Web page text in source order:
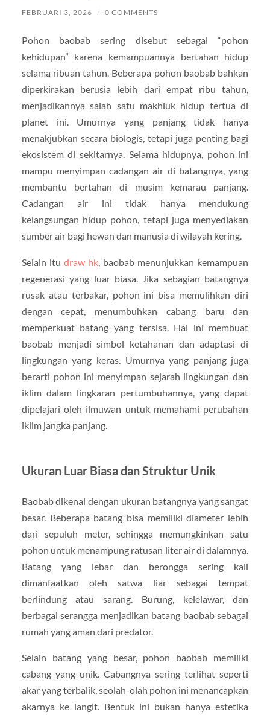
FEBRUARI 3, 2026 / 0 COMMENTS
Pohon baobab sering disebut sebagai “pohon
kehidupan” karena kemampuannya bertahan hidup
selama ribuan tahun. Beberapa pohon baobab bahkan
diperkirakan berusia lebih dari empat ribu tahun,
menjadikannya salah satu makhluk hidup tertua di
planet ini. Umurnya yang panjang tidak hanya
menakjubkan secara biologis, tetapi juga penting bagi
ekosistem di sekitarnya. Selama hidupnya, pohon ini
mampu menyimpan cadangan air di batangnya, yang
membantu bertahan di musim kemarau panjang.
Cadangan air ini tidak hanya mendukung
kelangsungan hidup pohon, tetapi juga menyediakan
sumber air bagi hewan dan manusia di wilayah kering.
Selain itu draw hk , baobab menunjukkan kemampuan
regenerasi yang luar biasa. Jika sebagian batangnya
rusak atau terbakar, pohon ini bisa memulihkan diri
dengan cepat, menumbuhkan cabang baru dan
memperkuat batang yang tersisa. Hal ini membuat
baobab menjadi simbol ketahanan dan adaptasi di
lingkungan yang keras. Umurnya yang panjang juga
berarti pohon ini menyimpan sejarah lingkungan dan
iklim dalam lingkaran pertumbuhannya, yang dapat
dipelajari oleh ilmuwan untuk memahami perubahan
iklim jangka panjang.
Ukuran Luar Biasa dan Struktur Unik
Baobab dikenal dengan ukuran batangnya yang sangat
besar. Beberapa batang bisa memiliki diameter lebih
dari sepuluh meter, sehingga memungkinkan satu
pohon untuk menampung ratusan liter air di dalamnya.
Batang yang lebar dan berongga sering kali
dimanfaatkan oleh satwa liar sebagai tempat
berlindung atau sarang. Burung, kelelawar, dan
berbagai serangga menjadikan batang baobab sebagai
rumah yang aman dari predator.
Selain batang yang besar, pohon baobab memiliki
cabang yang unik. Cabangnya sering terlihat seperti
akar yang terbalik, seolah-olah pohon ini menancapkan
akarnya ke langit. Bentuk ini bukan hanya estetika